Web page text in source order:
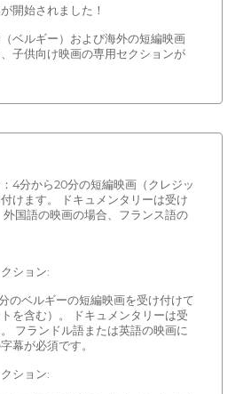
開始されました！
ベルギー）および海外の短編映画
子供向け映画の専用セクションが
4分から20分の短編映画（クレジッ
けます。 ドキュメンタリーは受け
国語の映画の場合、フランス語の
ション:
のベルギーの短編映画を受け付けて
を含む）。 ドキュメンタリーは受
フランドル語または英語の映画に
幕が必須です。
ション: